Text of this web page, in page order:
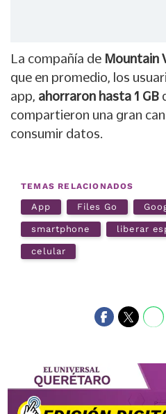
La compañía de Mountain
que en promedio, los
app, ahorraron hasta 1 GB
compartieron una gran
consumir datos.
TEMAS RELACIONADOS
App Files Go
smartphone liberar
celular